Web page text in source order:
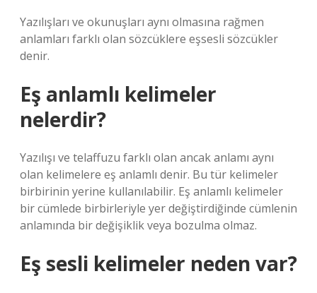
Yazılışları ve okunuşları aynı olmasına rağmen
anlamları farklı olan sözcüklere eşsesli sözcükler
denir.
Eş anlamlı kelimeler
nelerdir?
Yazılışı ve telaffuzu farklı olan ancak anlamı aynı
olan kelimelere eş anlamlı denir. Bu tür kelimeler
birbirinin yerine kullanılabilir. Eş anlamlı kelimeler
bir cümlede birbirleriyle yer değiştirdiğinde cümlenin
anlamında bir değişiklik veya bozulma olmaz.
Eş sesli kelimeler neden var?